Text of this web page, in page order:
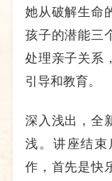
她从破解生命
孩子的潜能三
处理亲子关系
引导和教育。
深入浅出，全
浅。讲座结束
作，首先是快